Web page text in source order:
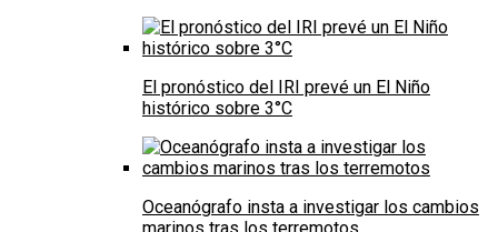
El pronóstico del IRI prevé un El Niño
histórico sobre 3°C
Oceanógrafo insta a investigar los cambios